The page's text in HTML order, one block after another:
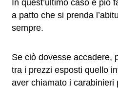
In quest’ultimo caso è piò
a patto che si prenda
sempre.
Se ciò dovesse accadere,
tra i prezzi esposti quello
aver chiamato i carabinieri